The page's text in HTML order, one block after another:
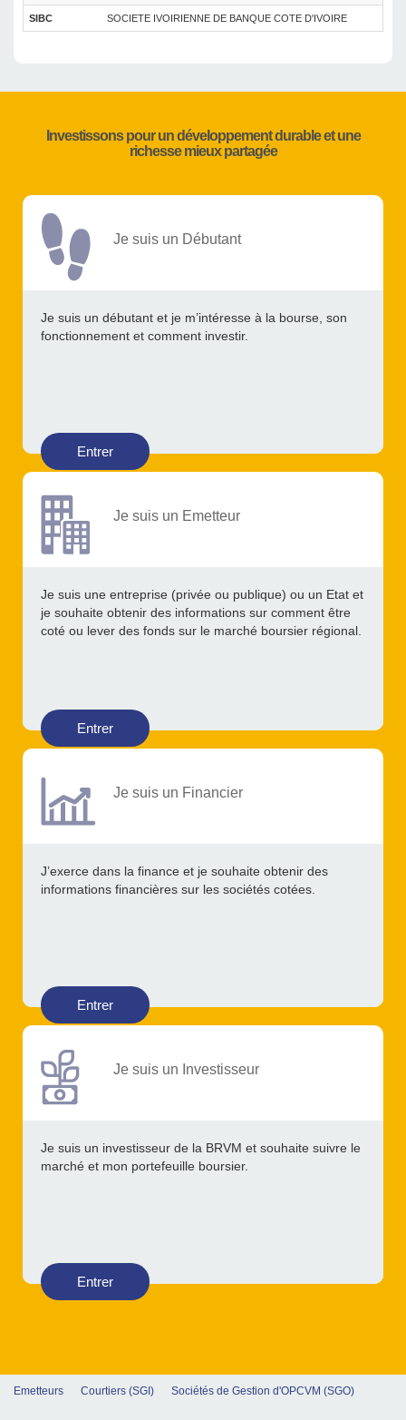
SIBC SOCIETE IVOIRIENNE DE BANQUE COTE D'IVOIRE
Investissons pour un développement durable et une
richesse mieux partagée
Je suis un Débutant
Je suis un débutant et je m’intéresse à la bourse, son
fonctionnement et comment investir.
Entrer
Je suis un Emetteur
Je suis une entreprise (privée ou publique) ou un Etat et
je souhaite obtenir des informations sur comment être
coté ou lever des fonds sur le marché boursier régional.
Entrer
Je suis un Financier
J’exerce dans la finance et je souhaite obtenir des
informations financières sur les sociétés cotées.
Entrer
Je suis un Investisseur
Je suis un investisseur de la BRVM et souhaite suivre le
marché et mon portefeuille boursier.
Entrer
Emetteurs Courtiers (SGI) Sociétés de Gestion d'OPCVM (SGO)